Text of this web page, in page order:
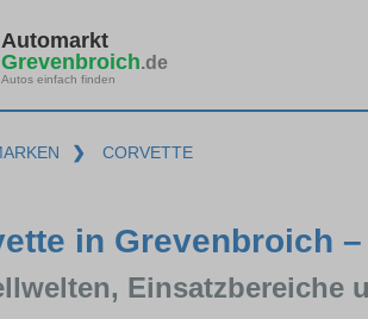
Automarkt
Grevenbroich.de
Autos einfach finden
❯ CORVETTE
in Grevenbroich
Einsatzbereiche